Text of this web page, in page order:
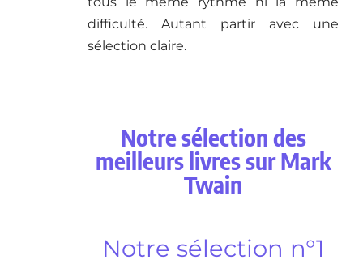
difficulté. Autant partir avec une
sélection claire.
Notre sélection des
meilleurs livres sur Mark
Twain
Notre sélection n°1